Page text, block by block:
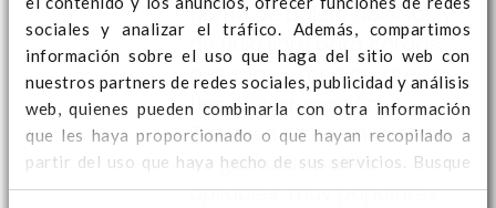
sociales y analizar el tráfico. Además, compartimos
información sobre el uso que haga del sitio web con
nuestros partners de redes sociales, publicidad y análisis
web, quienes pueden combinarla con otra información
que les haya proporcionado o que hayan recopilado a
partir del uso que haya hecho de sus servicios. Busque
aquíinformación adicional sobre cookies y para cambiar
gama de palets abiertos y
de flujo libre para cargas
pesadas y medias, que no
tiene comparación.
También ofrecemos toda
su gama de palets
apilables, muy populares